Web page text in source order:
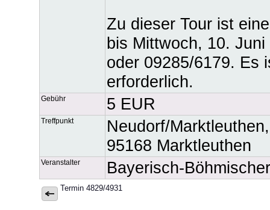
Zu dieser Tour ist
bis Mittwoch, 10.
oder 09285/6179. Es
erforderlich.
Gebühr 5 EUR
Treffpunkt
Neudorf/
95168 Marktleuthen
Veranstalter Bayerisch-
Termin 4829/4931